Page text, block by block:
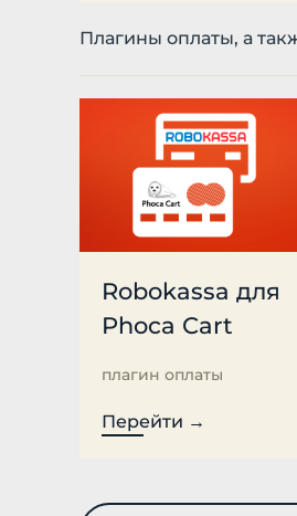
Плагины оплаты, а
Robokassa для
Phoca Cart
плагин оплаты
Перейти →